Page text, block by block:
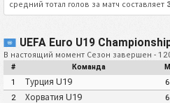
средний тотал голов за матч составляет
UEFA Euro U19
В настоящий момент Сезон завершен -
# Команда М
1 Турция U19 6
2
Хорватия U19 6